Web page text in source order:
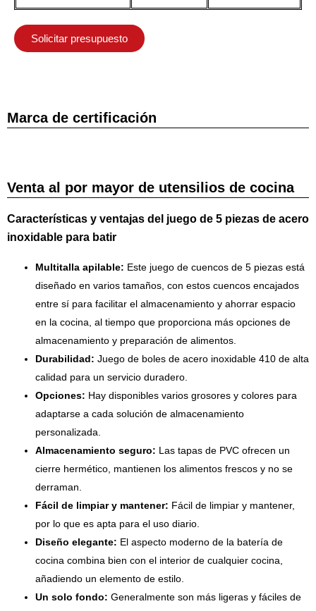
Solicitar presupuesto
Marca de certificación
Venta al por mayor de utensilios de cocina
Características y ventajas del juego de 5 piezas de acero
inoxidable para batir
Multitalla apilable: Este juego de cuencos de 5 piezas está
diseñado en varios tamaños, con estos cuencos encajados
entre sí para facilitar el almacenamiento y ahorrar espacio
en la cocina, al tiempo que proporciona más opciones de
almacenamiento y preparación de alimentos.
Durabilidad: Juego de boles de acero inoxidable 410 de alta
calidad para un servicio duradero.
Opciones: Hay disponibles varios grosores y colores para
adaptarse a cada solución de almacenamiento
personalizada.
Almacenamiento seguro: Las tapas de PVC ofrecen un
cierre hermético, mantienen los alimentos frescos y no se
derraman.
Fácil de limpiar y mantener: Fácil de limpiar y mantener,
por lo que es apta para el uso diario.
Diseño elegante: El aspecto moderno de la batería de
cocina combina bien con el interior de cualquier cocina,
añadiendo un elemento de estilo.
Un solo fondo: Generalmente son más ligeras y fáciles de